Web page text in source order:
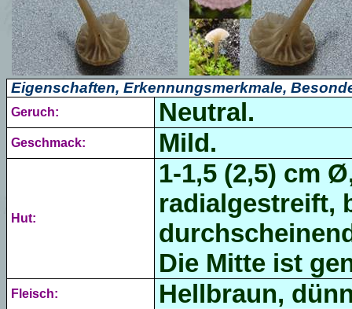
Eigenschaften, Erkennungsmerkmale,
Geruch: Neutral.
Geschmack: Mild.
Hut:
1-1,5 (2,5) cm
radialgestreift,
Die Mitte ist
Fleisch: Hellbraun,